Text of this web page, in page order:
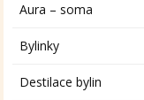
Aura – soma
Bylinky
Destilace bylin